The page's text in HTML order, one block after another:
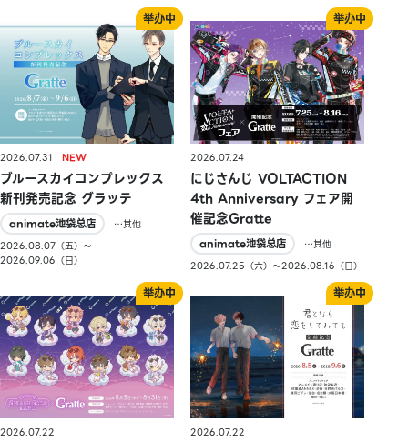
2026.07.31
ブルースカイコンプレックス
新刊発売記念 グラッテ
animate池袋总店
…其他
2026.08.07（五）〜
2026.09.06（日）
2026.07.24
にじさんじ VOLTACTION
4th Anniversary フェア開
催記念Gratte
animate池袋总店
…其他
2026.07.25（六）〜2026.08.16（日）
2026.07.22 2026.07.22